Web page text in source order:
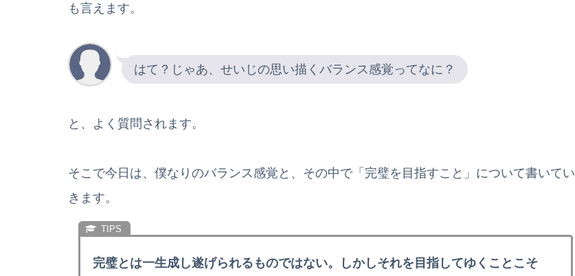
も言えます。
はて？じゃあ、せいじの思い描くバランス感覚ってなに？
と、よく質問されます。
そこで今日は、僕なりのバランス感覚と、その中で「完璧を目指すこと」について書いてい
きます。
完璧とは一生成し遂げられるものではない。しかしそれを目指してゆくことこそ